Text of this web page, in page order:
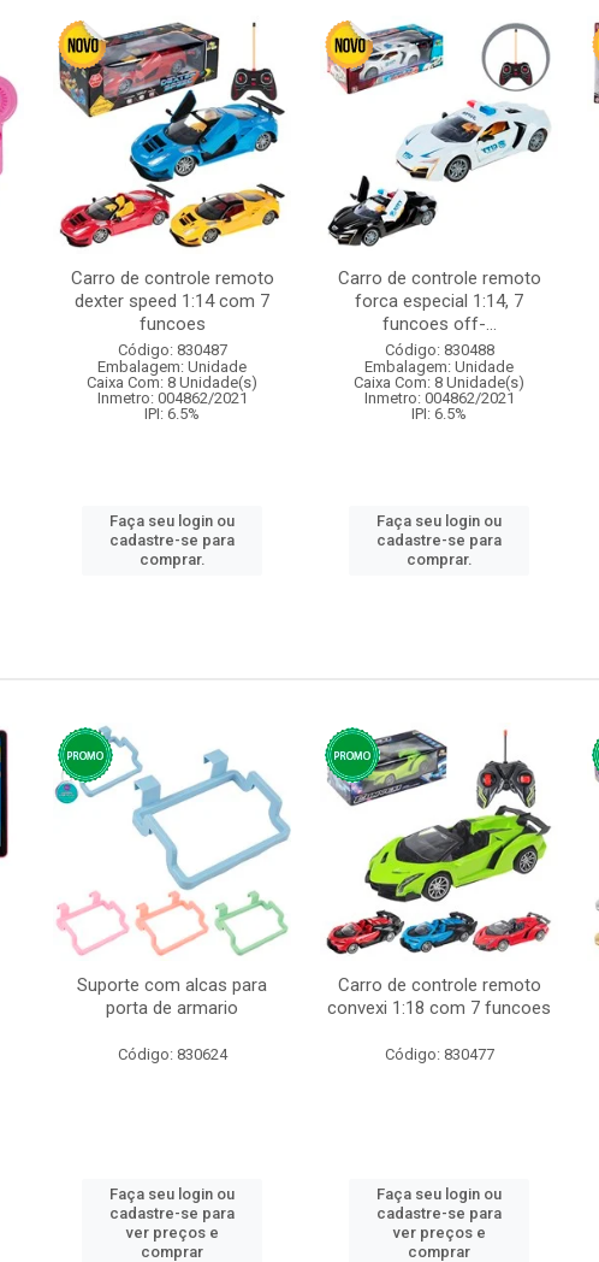
Carro de controle remoto
dexter speed 1:14 com 7
funcoes
Código: 830487
Embalagem: Unidade
Caixa Com: 8 Unidade(s)
Inmetro: 004862/2021
IPI: 6.5%
Faça seu login ou
cadastre-se para
comprar.
Carro de controle remoto
forca especial 1:14, 7
funcoes off-...
Código: 830488
Embalagem: Unidade
Caixa Com: 8 Unidade(s)
Inmetro: 004862/2021
IPI: 6.5%
Faça seu login ou
cadastre-se para
comprar.
Suporte com alcas para
porta de armario
Código: 830624
Faça seu login ou
cadastre-se para
ver preços e
comprar
Carro de controle remoto
convexi 1:18 com 7 funcoes
Código: 830477
Faça seu login ou
cadastre-se para
ver preços e
comprar